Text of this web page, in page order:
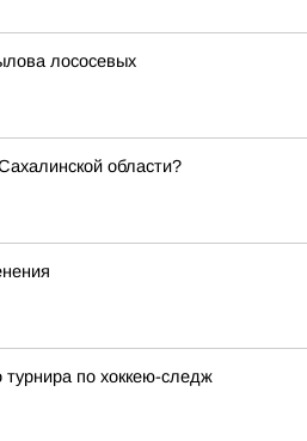
лососевых
области?
по хоккею-следж